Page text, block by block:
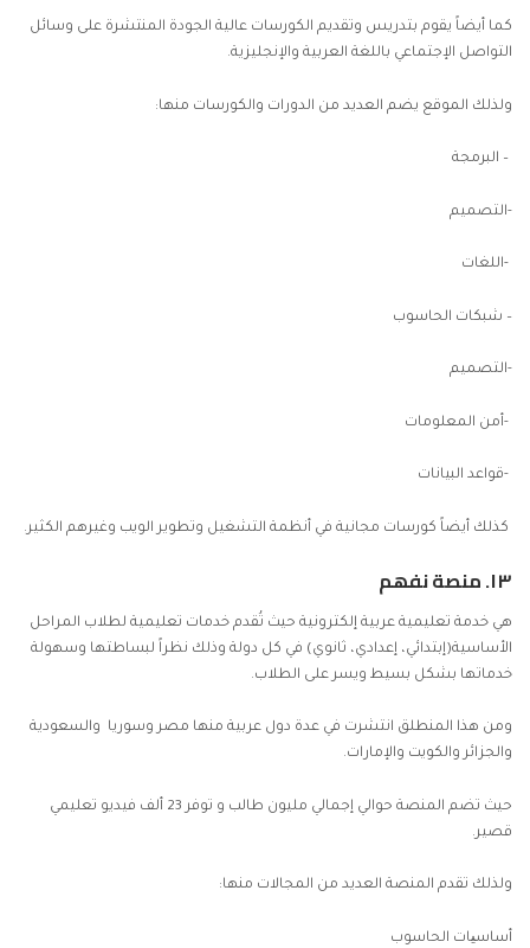
كما أيضاً يقوم بتدريس وتقديم الكورسات عالية الجودة المنتشرة على وسائل
التواصل الإجتماعي باللغة العربية والإنجليزية.
ولذلك الموقع يضم العديد من الدورات والكورسات منها:
– البرمجة
-التصميم
-اللغات
– شبكات الحاسوب
-التصميم
-أمن المعلومات
-قواعد البيانات
كذلك أيضاً كورسات مجانية في أنظمة التشغيل وتطوير الويب وغيرهم الكثير.
١٣. منصة نفھم
هي خدمة تعليمية عربية إلكترونية حيث تُقدم خدمات تعليمية لطلاب المراحل
الأساسية(إبتدائي، إعدادي، ثانوي) في كل دولة وذلك نظراً لبساطتها وسهولة
خدماتها بشكل بسيط ويسر على الطلاب.
ومن هذا المنطلق انتشرت في عدة دول عربية منها مصر وسوريا والسعودية
والجزائر والكويت والإمارات.
حيث تضم المنصة حوالي إجمالي مليون طالب و توفر 23 ألف فيديو تعليمي
قصير.
ولذلك تقدم المنصة العديد من المجالات منها:
أساسیات الحاسوب